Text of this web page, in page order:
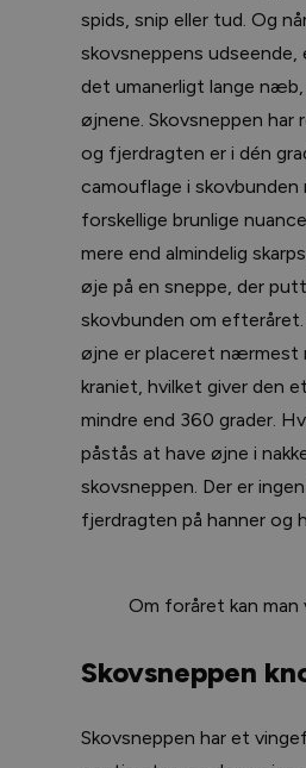
spids, snip eller tud. Og
skovsneppens udseende,
det umanerligt lange næb,
øjnene. Skovsneppen har
og fjerdragten er i dén
camouflage i skovbunden
forskellige brunlige
mere end almindelig
øje på en sneppe, der
skovbunden om
øjne er placeret nærmest
kraniet, hvilket giver den
mindre end 360 grader.
påstås at have øjne i
skovsneppen. Der er
fjerdragten på hanner og
Om foråret kan
Skovsneppen
Skovsneppen har et